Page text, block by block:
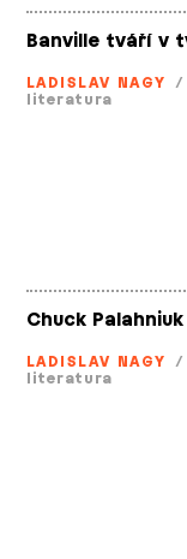
Banville tváří v
LADISLAV NAGY /
literatura
Chuck
LADISLAV NAGY /
literatura